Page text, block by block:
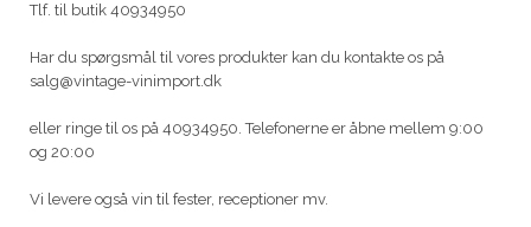
Tlf. til butik 40934950
Har du spørgsmål til vores produkter kan du kontakte os på
salg@vintage-vinimport.dk
eller ringe til os på 40934950. Telefonerne er åbne mellem 9:00
og 20:00
Vi levere også vin til fester, receptioner mv.